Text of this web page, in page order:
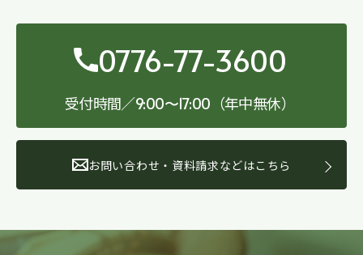
0776-77-3600
受付時間／9:00〜17:00 （年中無休）
お問い合わせ・資料請求などはこちら